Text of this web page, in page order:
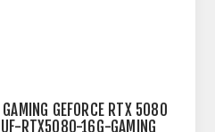
GEFORCE RTX 5080
RTX5080-16G-GAMING